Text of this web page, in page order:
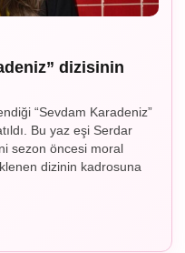
dizisinin
“Sevdam Karadeniz”
Bu yaz eşi Serdar
sezon öncesi moral
dizinin kadrosuna